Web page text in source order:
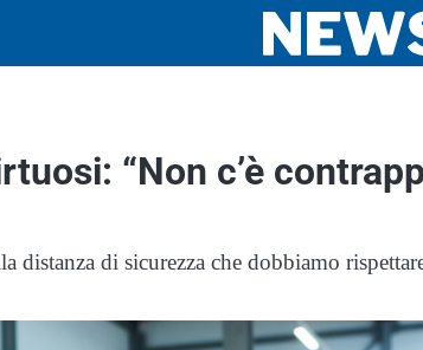
“Non c’è
distanza di sicurezza che dobbiamo